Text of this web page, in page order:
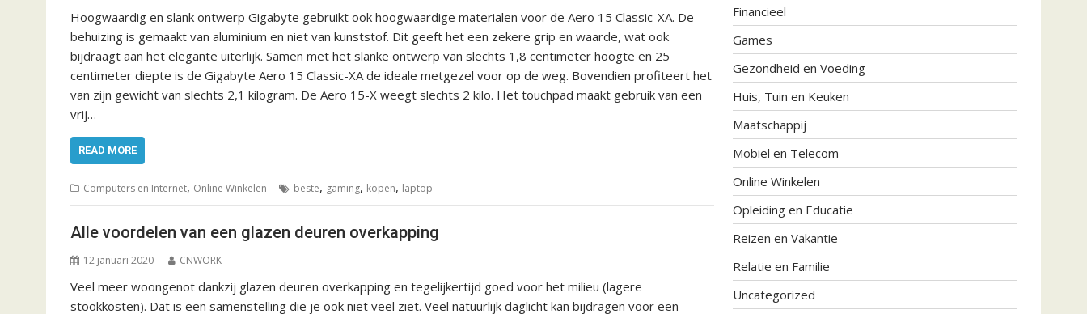
Hoogwaardig en slank ontwerp Gigabyte gebruikt ook hoogwaardige materialen voor de Aero 15 Classic-XA. De
behuizing is gemaakt van aluminium en niet van kunststof. Dit geeft het een zekere grip en waarde, wat ook
bijdraagt aan het elegante uiterlijk. Samen met het slanke ontwerp van slechts 1,8 centimeter hoogte en 25
centimeter diepte is de Gigabyte Aero 15 Classic-XA de ideale metgezel voor op de weg. Bovendien profiteert het
van zijn gewicht van slechts 2,1 kilogram. De Aero 15-X weegt slechts 2 kilo. Het touchpad maakt gebruik van een
vrij…
READ MORE
Computers en Internet, Online Winkelen beste, gaming, kopen, laptop
Alle voordelen van een glazen deuren overkapping
12 januari 2020 CNWORK
Veel meer woongenot dankzij glazen deuren overkapping en tegelijkertijd goed voor het milieu (lagere
stookkosten). Dat is een samenstelling die je ook niet veel ziet. Veel natuurlijk daglicht kan bijdragen voor een
Financieel
Games
Gezondheid en Voeding
Huis, Tuin en Keuken
Maatschappij
Mobiel en Telecom
Online Winkelen
Opleiding en Educatie
Reizen en Vakantie
Relatie en Familie
Uncategorized